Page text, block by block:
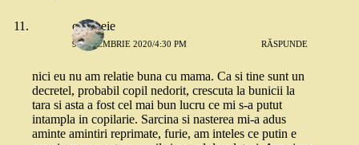
o femeie
9 DECEMBRIE 2020/4:30 PM RĂSPUNDE
nici eu nu am relatie buna cu mama. Ca si tine sunt un
decretel, probabil copil nedorit, crescuta la bunicii la
tara si asta a fost cel mai bun lucru ce mi s-a putut
intampla in copilarie. Sarcina si nasterea mi-a adus
aminte amintiri reprimate, furie, am inteles ce putin e